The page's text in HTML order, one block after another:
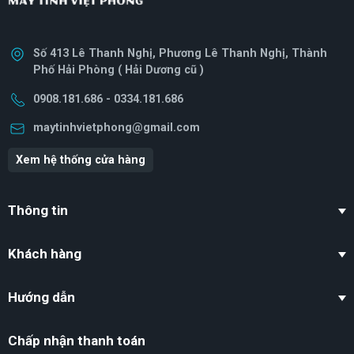
Số 413 Lê Thanh Nghị, Phương Lê Thanh Nghị, Thành
Phố Hải Phòng ( Hải Dương cũ )
0908.181.686 - 0334.181.686
maytinhvietphong@gmail.com
Xem hệ thống cửa hàng
Thông tin
Khách hàng
Hướng dẫn
Chấp nhận thanh toán